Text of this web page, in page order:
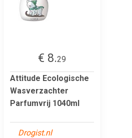
€ 8.29
Attitude Ecologische
Wasverzachter
Parfumvrij 1040ml
Drogist.nl